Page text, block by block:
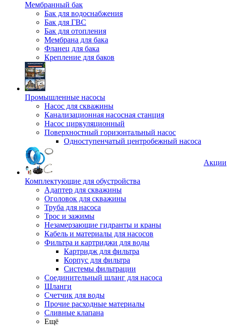
Мембранный бак
Бак для водоснабжения
Бак для ГВС
Бак для отопления
Мембрана для бака
Фланец для бака
Крепление для баков
Промышленные насосы
Насос для скважины
Канализационная насосная станция
Насос циркуляционный
Поверхностный горизонтальный насос
Одноступенчатый центробежный насоса
Комплектующие для обустройства
Адаптер для скважины
Оголовок для скважины
Труба для насоса
Трос и зажимы
Незамерзающие гидранты и краны
Кабель и материалы для насосов
Фильтра и картриджи для воды
Картридж для фильтра
Корпус для фильтра
Системы фильтрации
Соединительный шланг для насоса
Шланги
Счетчик для воды
Прочие расходные материалы
Сливные клапана
Ещё
Акции